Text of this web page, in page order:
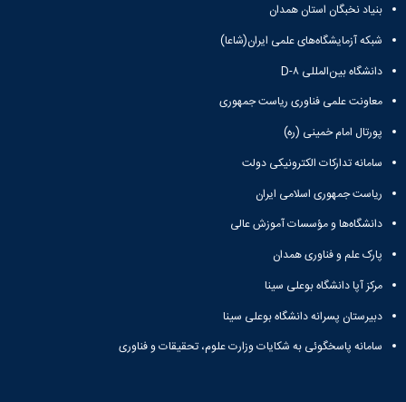
بنیاد نخبگان استان همدان
شبکه آزمایشگاه‌های علمی ایران(شاعا)
دانشگاه بین‌المللی D-۸
معاونت علمی فناوری ریاست جمهوری
پورتال امام خمینی (ره)
سامانه تدارکات الکترونیکی دولت
ریاست جمهوری اسلامی ایران
دانشگاه‌ها و مؤسسات آموزش عالی
پارک علم و فناوری همدان
مرکز آپا دانشگاه بوعلی سینا
دبیرستان پسرانه دانشگاه بوعلی سینا
سامانه پاسخگوئی به شکایات وزارت علوم، تحقیقات و فناوری